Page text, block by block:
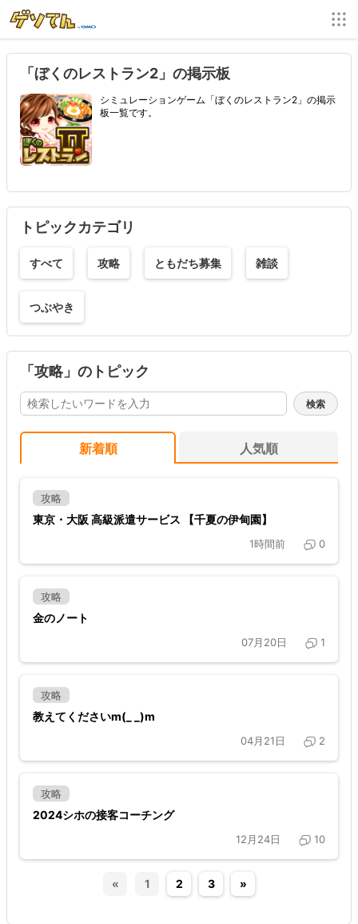
「ぼくのレストラン2」の掲示板
シミュレーションゲーム「ぼくのレストラン2」の掲示
板一覧です。
トピックカテゴリ
すべて 攻略 ともだち募集 雑談
つぶやき
「攻略」のトピック
新着順 人気順
攻略
東京・大阪 高級派遣サービス 【千夏の伊甸園】
1時間前 0
攻略
金のノート
07月20日 1
攻略
教えてくださいm(_ _)m
04月21日 2
攻略
2024シホの接客コーチング
12月24日 10
« 1 2 3 »